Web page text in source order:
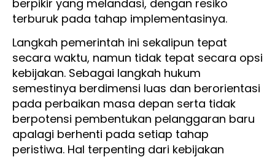
berpikir yang melandasi, dengan resiko
terburuk pada tahap implementasinya.
Langkah pemerintah ini sekalipun tepat
secara waktu, namun tidak tepat secara opsi
kebijakan. Sebagai langkah hukum
semestinya berdimensi luas dan berorientasi
pada perbaikan masa depan serta tidak
berpotensi pembentukan pelanggaran baru
apalagi berhenti pada setiap tahap
peristiwa. Hal terpenting dari kebijakan